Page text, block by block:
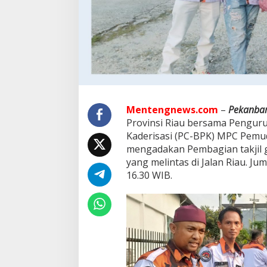
a
a
n
b
B
a
g
i
k
a
a
k
i
'
J
Mentengnews.com –
Provinsi Riau bersama
Kaderisasi (PC-BPK) MPC
mengadakan Pembagian
yang melintas di Jalan Riau.
16.30 WIB.